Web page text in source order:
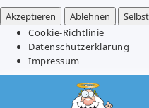
Akzeptieren
Ablehnen
Cookie-Richtlinie
Datenschutzerklärung
Impressum